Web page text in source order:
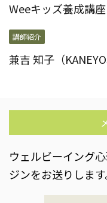
Weeキッズ養成講
講師紹介
兼吉 知子（
ウェルビーイング
ジンをお送りしま